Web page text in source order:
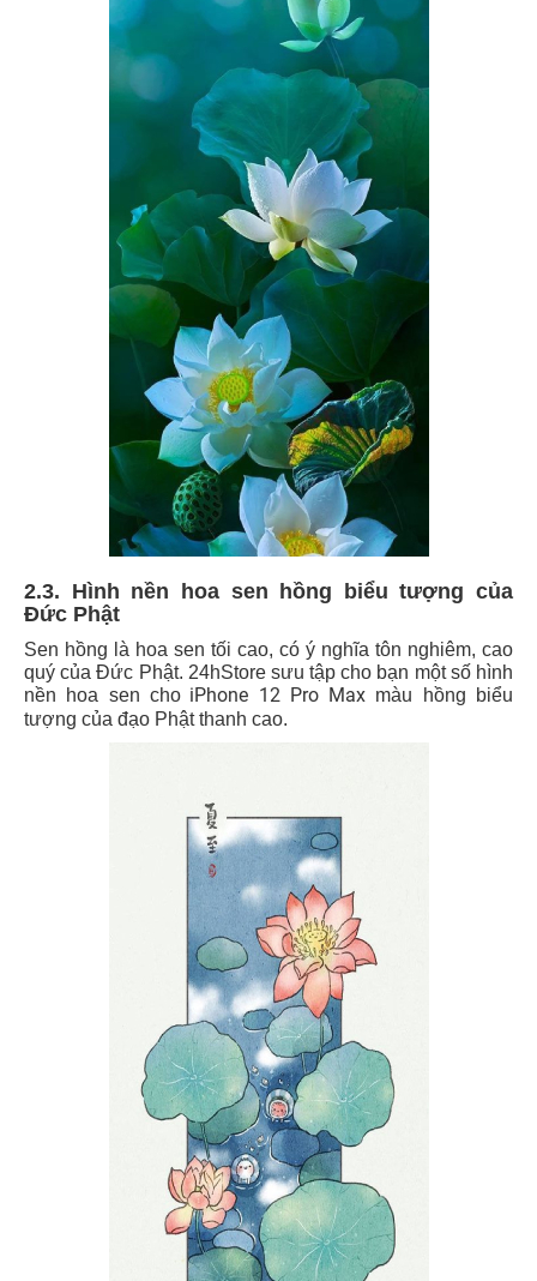
2.3. Hình nền hoa sen hồng biểu tượng của
Đức Phật
Sen hồng là hoa sen tối cao, có ý nghĩa tôn nghiêm, cao
quý của Đức Phật. 24hStore sưu tập cho bạn một số hình
nền hoa sen cho iPhone 12 Pro Max màu hồng biểu
tượng của đạo Phật thanh cao.